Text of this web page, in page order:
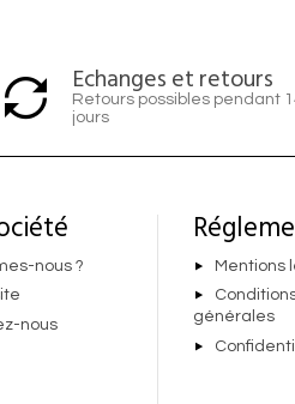
Echanges et retours
Retours possibles pendant
jours
nous ?
nous
Mentions
générales